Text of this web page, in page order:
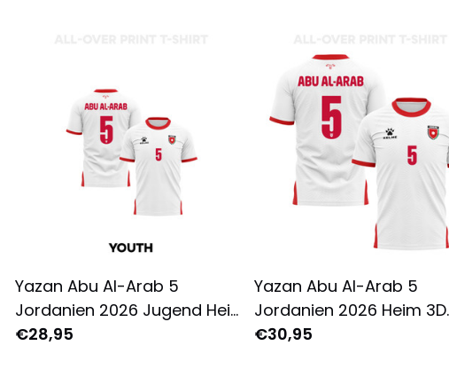
Yazan Abu Al-Arab 5
Jordanien 2026 Jugend Heim
3D Vollbedrucktes T-Shirt -
€28,95
Yazan Abu Al-Arab 5
Jordanien 2026 Heim 3D
Vollbedrucktes T-Shirt
€30,95